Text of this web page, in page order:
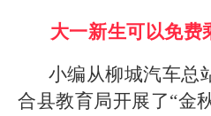
大一新生可以免费
小编从柳城汽车总
合县教育局开展了“金